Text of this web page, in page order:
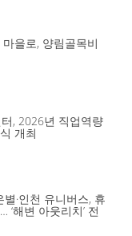
을로, 양림골목비
, 2026년 직업역량
개최
·인천 유니버스, 휴
해변 아웃리치’ 전